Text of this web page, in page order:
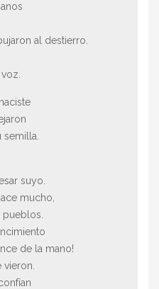
al destierro.
suyo.
mucho,
de la mano!